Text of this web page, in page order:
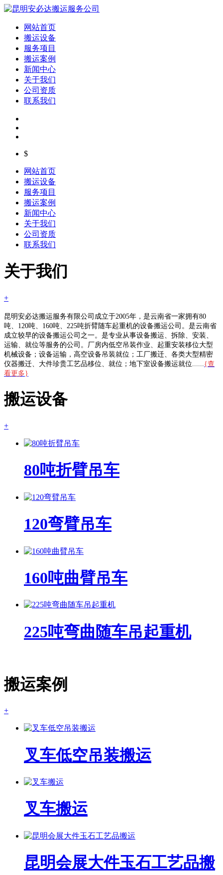
网站首页
搬运设备
服务项目
搬运案例
新闻中心
关于我们
公司资质
联系我们
$
网站首页
搬运设备
服务项目
搬运案例
新闻中心
关于我们
公司资质
联系我们
关于我们
+
昆明安必达搬运服务有限公司成立于2005年，是云南省一家拥有80
吨、120吨、160吨、225吨折臂随车起重机的设备搬运公司。是云南省
成立较早的设备搬运公司之一。是专业从事设备搬运、拆除、安装、
运输、就位等服务的公司。厂房内低空吊装作业、起重安装移位大型
机械设备；设备运输，高空设备吊装就位；工厂搬迁、各类大型精密
仪器搬迁、大件珍贵工艺品移位、就位；地下室设备搬运就位...... {查
看更多}
搬运设备
+
80吨折臂吊车
120弯臂吊车
160吨曲臂吊车
225吨弯曲随车吊起重机
搬运案例
+
叉车低空吊装搬运
叉车搬运
昆明会展大件玉石工艺品搬